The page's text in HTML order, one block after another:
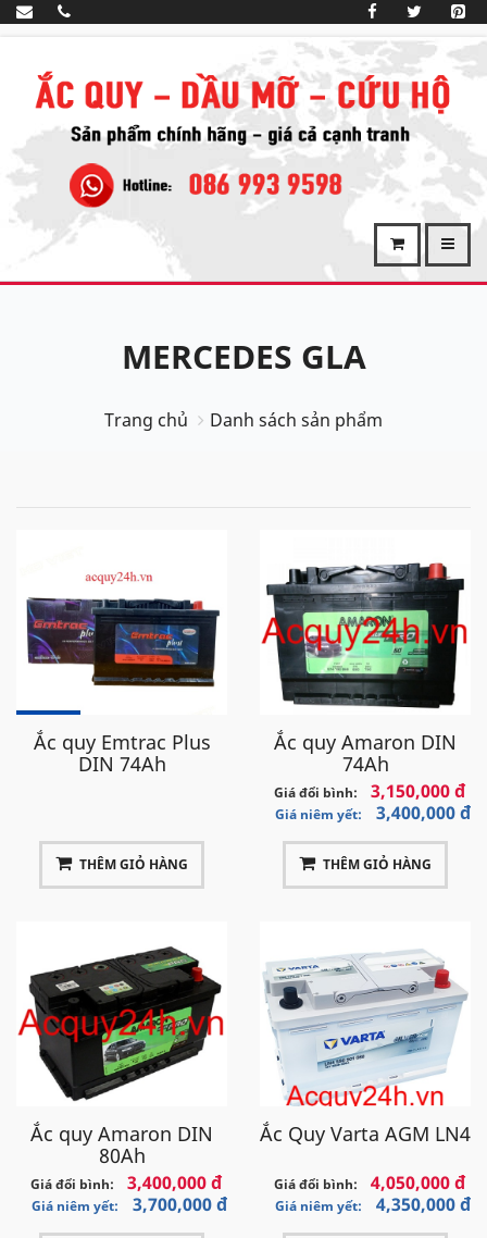
MERCEDES GLA
Trang chủ Danh sách sản phẩm
Ắc quy Emtrac Plus
DIN 74Ah
THÊM GIỎ HÀNG
Ắc quy Amaron DIN
74Ah
Giá đổi bình: 3,150,000 đ
Giá niêm yết: 3,400,000 đ
THÊM GIỎ HÀNG
Ắc quy Amaron DIN
80Ah
Giá đổi bình: 3,400,000 đ
Giá niêm yết: 3,700,000 đ
Ắc Quy Varta AGM LN4
Giá đổi bình: 4,050,000 đ
Giá niêm yết: 4,350,000 đ